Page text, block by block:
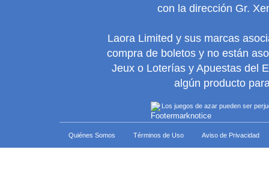
con la dirección Gr.
Laora Limited y sus marcas
compra de boletos y no están
Jeux o Loterías y Apuestas del
algún producto
Los juegos de azar pueden ser
Quiénes Somos Términos de Uso Aviso de Privacidad